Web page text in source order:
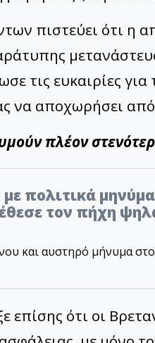
πιστεύει ότι η
τις ευκαιρίες
να αποχωρήσει
πλέον
πολιτικά
τον πήχη
και αυστηρό μήνυμα
επίσης ότι οι